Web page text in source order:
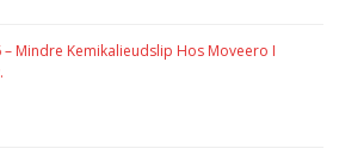
– Mindre Kemikalieudslip Hos Moveero I